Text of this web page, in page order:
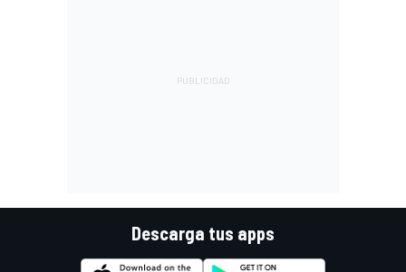
Descarga tus apps